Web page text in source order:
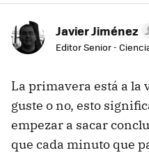
Javier Jiménez
Editor Senior -
La primavera está a la
guste o no, esto
empezar a sacar
que cada minuto que